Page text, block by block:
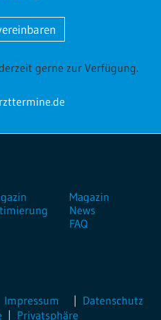
gerne zur Verfügung.
Magazin
News
FAQ
Impressum
Datenschutz
Privatsphäre